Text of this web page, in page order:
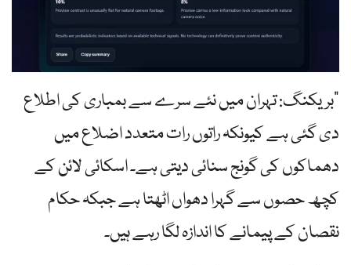
"بریکنگ: تہران میں نئے سرے سے بمباری کی اطلاع
دی گئی ہے کیونکہ راتوں رات متعدد اضلاع میں
دھماکوں کی گونج سنائی دیتی ہے۔ اسکائی لائن کے
کچھ حصوں سے گہرا دھواں اٹھتا ہے جبکہ حکام
نقصان کے پیمانے کا اندازہ لگا رہے ہیں۔